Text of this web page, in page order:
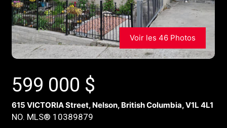
Voir les 46 Photos
599 000 $
615 VICTORIA Street, Nelson, British Columbia, V1L 4L1
NO. MLS® 10389879